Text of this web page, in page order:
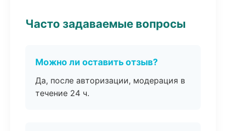
Часто задаваемые вопросы
Можно ли оставить отзыв?
Да, после авторизации, модерация в
течение 24 ч.